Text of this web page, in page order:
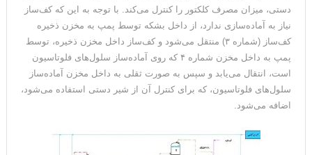
دستی، میزان مصرف کلکتور را کنترل می‌کند. با توجه به این که کف‌ساز
نیاز به آماده‌سازی ندارد، از داخل بشکه توسط پمپ به مخزن ذخیره
کف‌ساز (شماره ۳) منتقل می‌شود و کف‌ساز داخل مخزن ذخیره، توسط
پمپ به داخل مخزن شماره ۴ که روی آماده‌ساز سلول‌های فلوتاسیون
است، انتقال می‌یابد و سپس به صورت ثقلی به داخل مخزن آماده‌ساز
سلول‌های فلوتاسیون، که برای کنترل آن از شیر دستی استفاده می‌شود،
اضافه می‌شود.